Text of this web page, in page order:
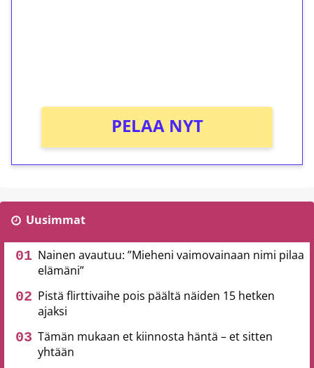
PELAA NYT
Uusimmat
Nainen avautuu: ”Mieheni vaimovainaan nimi pilaa
elämäni”
Pistä flirttivaihe pois päältä näiden 15 hetken
ajaksi
Tämän mukaan et kiinnosta häntä – et sitten
yhtään